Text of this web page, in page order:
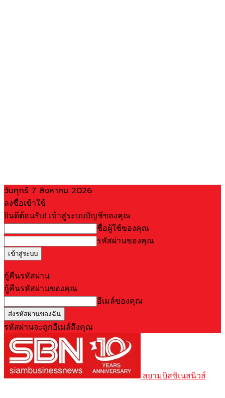
วันศุกร์ 7 สิงหาคม 2026
ลงชื่อเข้าใช้
ยินดีต้อนรับ! เข้าสู่ระบบบัญชีของคุณ
ชื่อผู้ใช้ของคุณ
รหัสผ่านของคุณ
กู้คืนรหัสผ่าน
กู้คืนรหัสผ่านของคุณ
อีเมล์ของคุณ
รหัสผ่านจะถูกอีเมล์ถึงคุณ
สยามบิสซิเนสนิวส์